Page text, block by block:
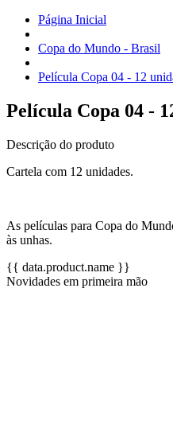
Página Inicial
Copa do Mundo - Brasil
Película Copa 04 - 12
Película Copa 04 -
Descrição do produto
Cartela com 12 unidades.
As películas para Copa do
às unhas.
{{ data.product.name }}
Novidades em primeira mão